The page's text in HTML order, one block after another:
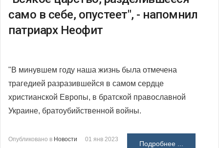
само в себе, опустеет", - напомнил
патриарх Неофит
"В минувшем году наша жизнь была отмечена
трагедией разразившейся в самом сердце
христианской Европы, в братской православной
Украине, братоубийственной войны.
Опубликовано в Новости 01 янв 2023
Подробнее ...